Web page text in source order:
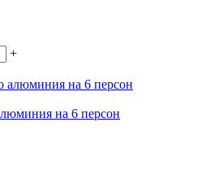
+
на 6 персон